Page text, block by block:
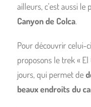
ailleurs, c’est aussi
Canyon de Colca.
Pour découvrir celui-
proposons le trek «
jours, qui permet de
beaux endroits du